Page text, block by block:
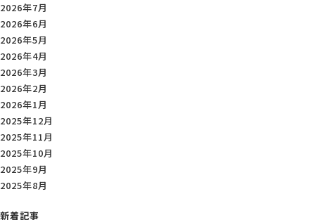
2026年7月
2026年6月
2026年5月
2026年4月
2026年3月
2026年2月
2026年1月
2025年12月
2025年11月
2025年10月
2025年9月
2025年8月
新着記事